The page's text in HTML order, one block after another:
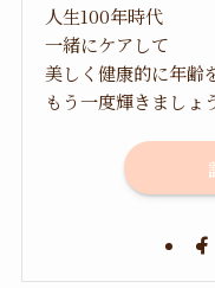
人生100年時代
一緒にケアして
美しく健康的に年齢
もう一度輝きましょ